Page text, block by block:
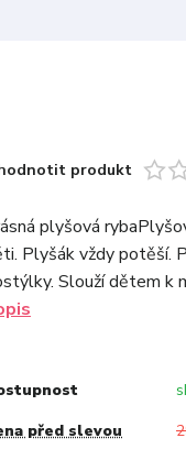
produkt
plyšová
Plyšák vždy potěší.
Slouží dětem k
před slevou